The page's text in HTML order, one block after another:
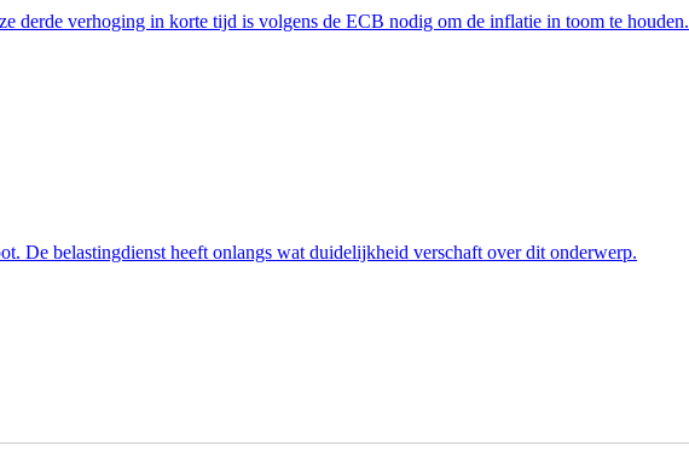
derde verhoging in korte tijd is volgens de ECB nodig om de inflatie in toom te houden.
De belastingdienst heeft onlangs wat duidelijkheid verschaft over dit onderwerp.